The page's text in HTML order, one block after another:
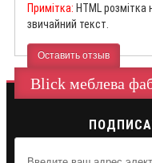
Примітка: HTML
звичайний текст.
Оставить отзыв
Blick меблева